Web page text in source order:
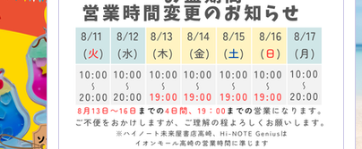
【2026年】８月の営業時間
変更のお知らせ